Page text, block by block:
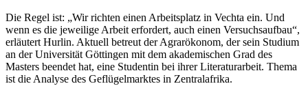
Die Regel ist: „Wir richten einen Arbeitsplatz in Vechta ein. Und
wenn es die jeweilige Arbeit erfordert, auch einen Versuchsaufbau“,
erläutert Hurlin. Aktuell betreut der Agrarökonom, der sein Studium
an der Universität Göttingen mit dem akademischen Grad des
Masters beendet hat, eine Studentin bei ihrer Literaturarbeit. Thema
ist die Analyse des Geflügelmarktes in Zentralafrika.